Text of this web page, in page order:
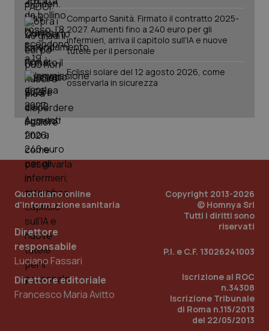
Comparto Sanità. Firmato il contratto 2025-
2027. Aumenti fino a 240 euro per gli
infermieri, arriva il capitolo sull'IA e nuove
tutele per il personale
Eclissi solare del 12 agosto 2026, come
osservarla in sicurezza
Quotidiano online
d'informazione sanitaria
Direttore
responsabile
Luciano Fassari
Direttore editoriale
Francesco Maria Avitto
Copyright 2013-2026
© Homnya Srl
Tutti i diritti sono
riservati
P.I. e C.F. 13026241003
Iscrizione al ROC
n.34308
Iscrizione Tribunale
di Roma n.115/2013
del 22/05/2013